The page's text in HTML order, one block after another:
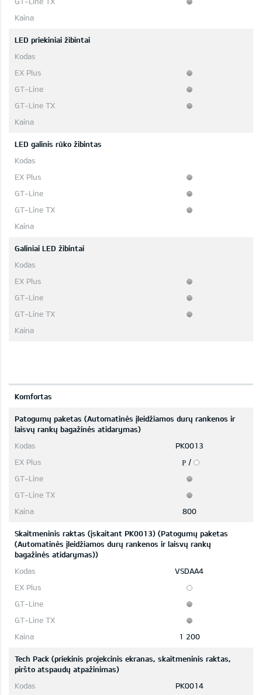
LED priekiniai žibintai
LED galinis rūko žibintas
Galiniai LED žibintai
Komfortas
Patogumų paketas (Automatinės įleidžiamos durų rankenos ir
laisvų rankų bagažinės atidarymas)
PK0013
P /
800
Skaitmeninis raktas (įskaitant PK0013) (Patogumų paketas
(Automatinės įleidžiamos durų rankenos ir laisvų rankų
bagažinės atidarymas))
VSDAA4
1 200
Tech Pack (priekinis projekcinis ekranas, skaitmeninis raktas,
piršto atspaudų atpažinimas)
PK0014